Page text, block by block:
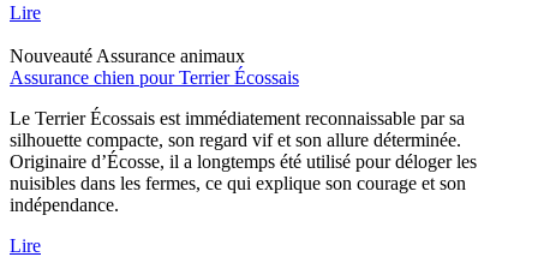
Lire
Nouveauté Assurance animaux
Assurance chien pour Terrier Écossais
Le Terrier Écossais est immédiatement reconnaissable par sa
silhouette compacte, son regard vif et son allure déterminée.
Originaire d’Écosse, il a longtemps été utilisé pour déloger les
nuisibles dans les fermes, ce qui explique son courage et son
indépendance.
Lire